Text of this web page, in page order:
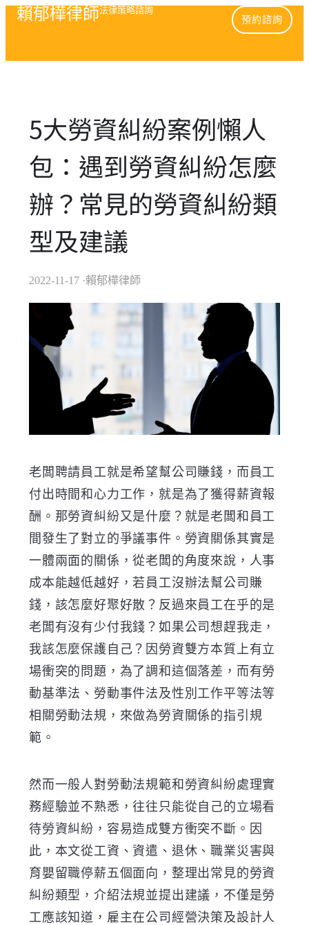
賴郁樺律師法律策略諮詢
預約諮詢
5大勞資糾紛案例懶人
包：遇到勞資糾紛怎麼
辦？常見的勞資糾紛類
型及建議
2022-11-17 ·賴郁樺律師
老闆聘請員工就是希望幫公司賺錢，而員工
付出時間和心力工作，就是為了獲得薪資報
酬。那勞資糾紛又是什麼？就是老闆和員工
間發生了對立的爭議事件。勞資關係其實是
一體兩面的關係，從老闆的角度來說，人事
成本能越低越好，若員工沒辦法幫公司賺
錢，該怎麼好聚好散？反過來員工在乎的是
老闆有沒有少付我錢？如果公司想趕我走，
我該怎麼保護自己？因勞資雙方本質上有立
場衝突的問題，為了調和這個落差，而有勞
動基準法、 勞動事件法及性別工作平等法等
相關勞動法規，來做為勞資關係的指引規
範。
然而一般人對勞動法規範和 勞資糾紛處理實
務經驗並不熟悉，往往只能從自己的立場看
待勞資糾紛，容易造成雙方衝突不斷。因
此，本文從工資、資遣、退休、職業災害與
育嬰留職停薪五個面向，整理出常見的勞資
糾紛類型，介紹法規並提出建議，不僅是勞
工應該知道，雇主在公司經營決策及設計人